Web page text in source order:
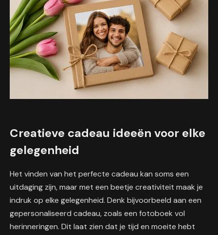
Creatieve cadeau ideeën voor elke
gelegenheid
Het vinden van het perfecte cadeau kan soms een
uitdaging zijn, maar met een beetje creativiteit maak je
indruk op elke gelegenheid. Denk bijvoorbeeld aan een
gepersonaliseerd cadeau, zoals een fotoboek vol
herinneringen. Dit laat zien dat je tijd en moeite hebt